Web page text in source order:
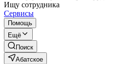
Ищу сотрудника
Сервисы
Помощь
Ещё
Поиск
Абатское